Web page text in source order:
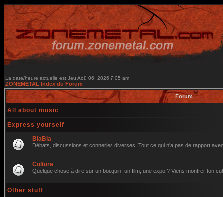
La date/heure actuelle est Jeu Aoû 06, 2026 7:05 am
ZONEMETAL Index du Forum
Forum
All about music
Express yourself
BlaBla
Débats, discussions et conneries diverses. Tout ce qui n'a pas de rapport
Culture
Quelque chose à dire sur un bouquin, un film, une expo ? Viens montrer ton
Other stuff